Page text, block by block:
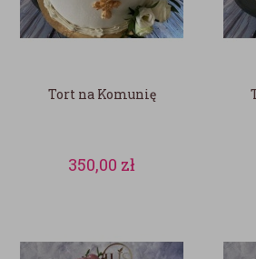
Tort na Komunię
350,00 zł